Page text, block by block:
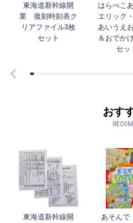
東海道新幹線開
業 復刻時刻表ク
リアファイル3枚
セット
はらぺこ
エリック
あいうえ
＆おでか
セッ
おす
東海道新幹線開
あそんで